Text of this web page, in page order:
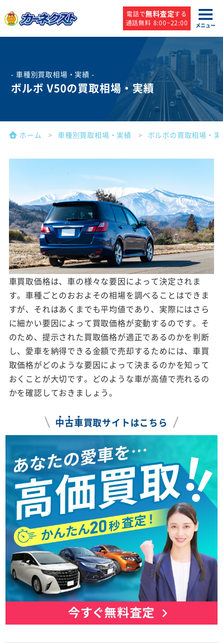
電話で無料査定する
通話無料 8:00~22:00
メニュー
- 車種別買取相場・実績 -
ボルボ V50の買取相場・実績
ホーム 車種別買取相場・実績 ボルボの買取相場・
車買取価格は、車の様々な要因によって決定されま
す。車種ごとのおおよその相場を調べることはできま
すが、それはあくまでも平均値であり、実際にはさら
に細かい要因によって買取価格が変動するのです。そ
のため、提示された買取価格が適正であるのかを判断
し、愛車を納得できる金額で売却するためには、車買
取価格がどのような要因によって決まるのかを知って
おくことが大切です。どのような車が高値で売れるの
かを確認しておきましょう。
中古車買取サイトはこちら